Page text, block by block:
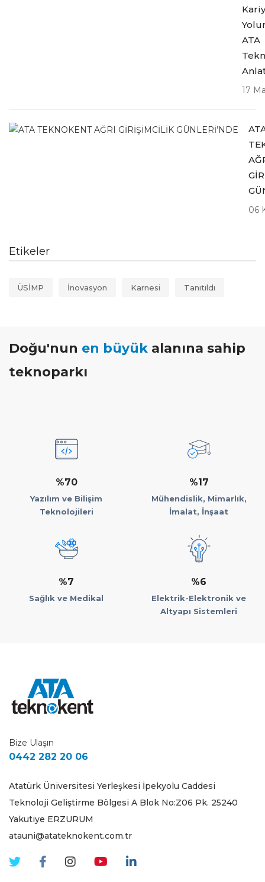
ATA
17
06
Etikeler
ÜSİMP İnovasyon Karnesi Tanıtıldı
Doğu'nun en büyük alanına sahip
teknoparkı
%70
Yazılım ve Bilişim
Teknolojileri
%17
Mühendislik, Mimarlık,
İmalat, İnşaat
%7
Sağlık ve Medikal
%6
Elektrik-Elektronik ve
Altyapı Sistemleri
Bize Ulaşın
0442 282 20 06
Atatürk Üniversitesi Yerleşkesi İpekyolu Caddesi
Teknoloji Geliştirme Bölgesi A Blok No:Z06 Pk. 25240
Yakutiye ERZURUM
atauni@atateknokent.com.tr